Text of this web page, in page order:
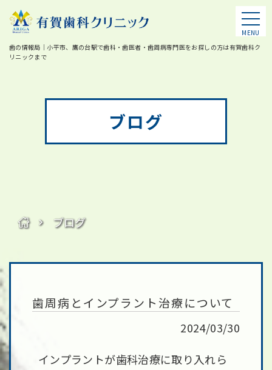
MENU
歯の情報局｜小平市、鷹の台駅で歯科・歯医者・歯周病専門医をお探しの方は有賀歯科ク
リニックまで
ブログ
ブログ
歯周病とインプラント治療について
2024/03/30
インプラントが歯科治療に取り入れら